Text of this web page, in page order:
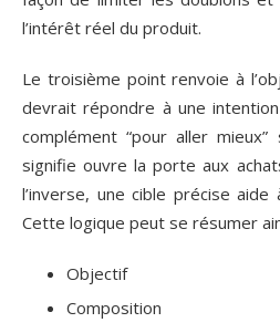
l’intérêt réel du produit.
Le troisième point renvoie à
devrait répondre à une
complément “pour aller
signifie ouvre la porte aux
l’inverse, une cible précise
Cette logique peut se résumer
Objectif
Composition